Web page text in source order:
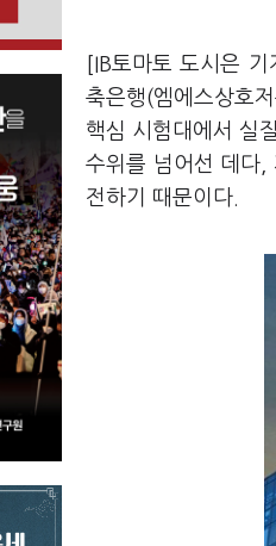
[IB토마토 도시은 기
축은행(엠에스상호
핵심 시험대에서 실
수위를 넘어선 데다,
전하기 때문이다.